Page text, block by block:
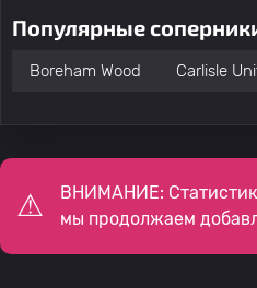
Популярные
Boreham Wood Carlisle
ВНИМАНИЕ:
мы продолжаем